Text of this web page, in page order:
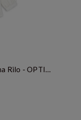
Konges Slojd - Koszula bawełniana Rilo - OPTIC WHITE